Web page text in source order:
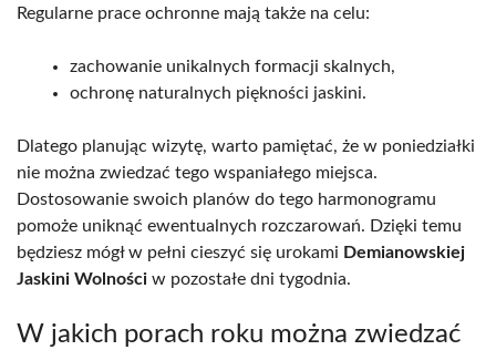
Regularne prace ochronne mają także na celu:
zachowanie unikalnych formacji skalnych,
ochronę naturalnych piękności jaskini.
Dlatego planując wizytę, warto pamiętać, że w poniedziałki
nie można zwiedzać tego wspaniałego miejsca.
Dostosowanie swoich planów do tego harmonogramu
pomoże uniknąć ewentualnych rozczarowań. Dzięki temu
będziesz mógł w pełni cieszyć się urokami Demianowskiej
Jaskini Wolności w pozostałe dni tygodnia.
W jakich porach roku można zwiedzać